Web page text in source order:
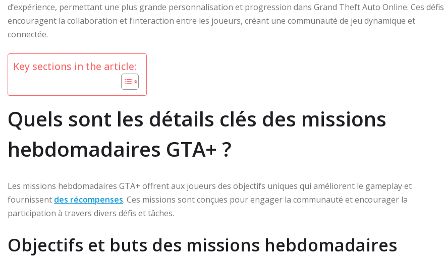
d’expérience, permettant une plus grande personnalisation et progression dans Grand Theft Auto Online. Ces défis
encouragent la collaboration et l’interaction entre les joueurs, créant une communauté de jeu dynamique et
connectée.
Key sections in the article:
Quels sont les détails clés des missions
hebdomadaires GTA+ ?
Les missions hebdomadaires GTA+ offrent aux joueurs des objectifs uniques qui améliorent le gameplay et
fournissent des récompenses. Ces missions sont conçues pour engager la communauté et encourager la
participation à travers divers défis et tâches.
Objectifs et buts des missions hebdomadaires